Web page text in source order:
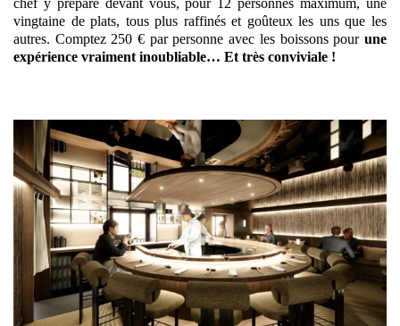
chef y prépare devant vous, pour 12 personnes maximum, une
vingtaine de plats, tous plus raffinés et goûteux les uns que les
autres. Comptez 250 € par personne avec les boissons pourune
expérience vraiment inoubliable… Et très conviviale !